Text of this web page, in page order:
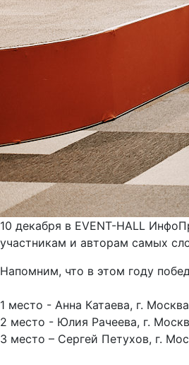
10 декабря в EVENT-HALL
участникам и авторам самых
Напомним, что в этом году
1 место - Анна Катаева, г.
2 место - Юлия Рачеева, г.
3 место – Сергей Петухов, г.